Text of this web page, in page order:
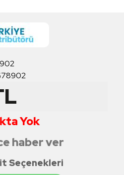
Yok
haber ver
Seçenekleri